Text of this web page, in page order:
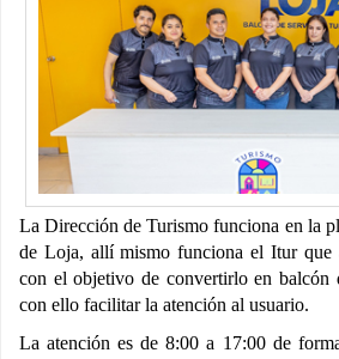
La Dirección de Turismo funciona en la
de Loja, allí mismo funciona el Itur que
con el objetivo de convertirlo en balcón
con ello facilitar la atención al usuario.
La atención es de 8:00 a 17:00 de